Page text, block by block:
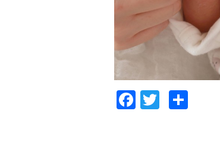
Facebook
Twitter